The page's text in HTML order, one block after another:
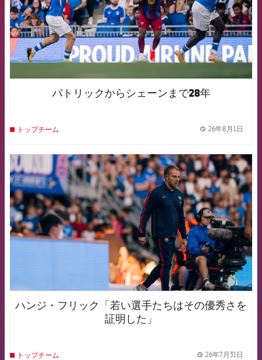
パトリックからシェーンまで28年
トップチーム 26年8月1日
FCB Barcelona badge
ハンジ・フリック「若い選手たちはその優秀さを
証明した」
トップチーム 26年7月31日